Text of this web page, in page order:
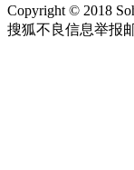
Copyright © 2018
搜狐不良信息举报